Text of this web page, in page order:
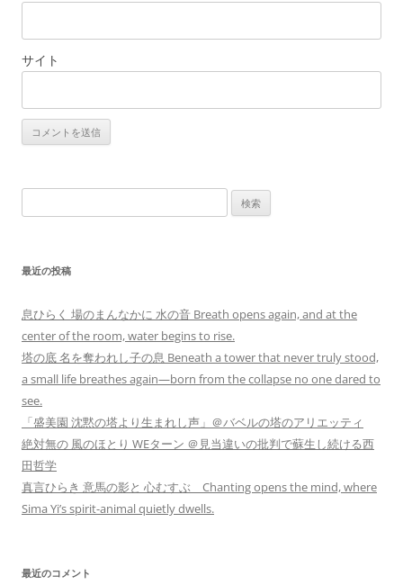
サイト
索:
最近の投稿
息ひらく 場のまんなかに 水の音 Breath opens again, and at the
center of the room, water begins to rise.
塔の底 名を奪われし子の息 Beneath a tower that never truly stood,
a small life breathes again—born from the collapse no one dared to
see.
「盛美園 沈黙の塔より生まれし声」＠バベルの塔のアリエッティ
絶対無の 風のほとり WEターン ＠見当違いの批判で蘇生し続ける西
田哲学
真言ひらき 意馬の影と 心むすぶ Chanting opens the mind, where
Sima Yi’s spirit-animal quietly dwells.
最近のコメント